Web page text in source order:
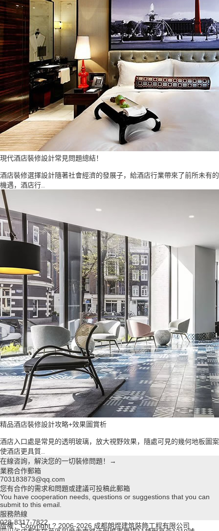
現代酒店裝修設計常見問題總結！
酒店裝修選擇設計隨著社會經濟的發展子，給酒店行業帶來了前所未有的
機遇，酒店行..
精品酒店裝修設計攻略+效果圖賞析
酒店入口處是常見的透明玻璃，放大視野效果，隨處可見的幾何地板圖案
使酒店更具質..
在線咨詢，解決您的一切裝修問題！→
業務合作郵箱
703183873@qq.com
您有合作的需求和問題或建議可投稿此郵箱
You have cooperation needs, questions or suggestions that you can
submit to this email.
服務熱線
028-8317-7822
版權：Copyright ? 2006-2026 成都朗煜建筑裝飾工程有限公司